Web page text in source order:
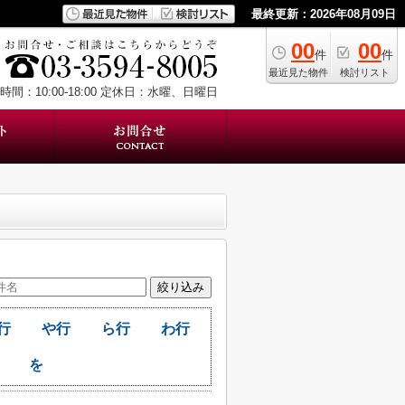
最終更新：2026年08月09日
00件
最近見た物件
00件
検討リスト
間：10:00-18:00 定休日：水曜、日曜日
や行 ら行 わ行
を